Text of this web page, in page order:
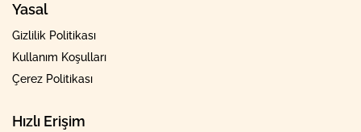
Yasal
Gizlilik Politikası
Kullanım Koşulları
Çerez Politikası
Hızlı Erişim